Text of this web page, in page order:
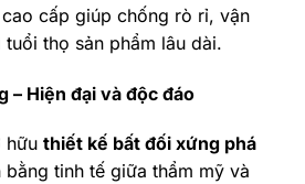
cấp giúp chống rò rỉ, vận
thọ sản phẩm lâu dài.
– Hiện đại và độc đáo
hữu thiết kế bất đối xứng phá
bằng tinh tế giữa thẩm mỹ và